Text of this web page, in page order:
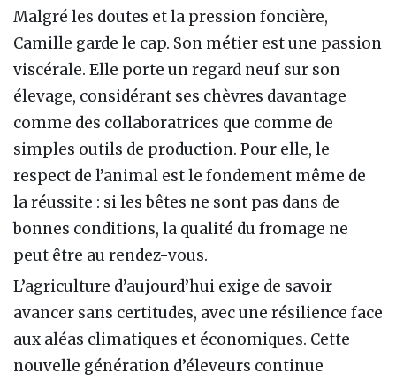
Malgré les doutes et la pression foncière,
Camille garde le cap. Son métier est une passion
viscérale. Elle porte un regard neuf sur son
élevage, considérant ses chèvres davantage
comme des collaboratrices que comme de
simples outils de production. Pour elle, le
respect de l’animal est le fondement même de
la réussite : si les bêtes ne sont pas dans de
bonnes conditions, la qualité du fromage ne
peut être au rendez-vous.
L’agriculture d’aujourd’hui exige de savoir
avancer sans certitudes, avec une résilience face
aux aléas climatiques et économiques. Cette
nouvelle génération d’éleveurs continue